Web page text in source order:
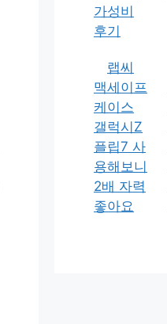
가성비
후기
랩씨
맥세이프
케이스
갤럭시Z
플립7 사
용해보니
2배 자력
좋아요